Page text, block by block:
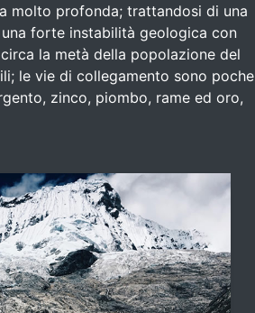
molto profonda; trattandosi di una
forte instabilità geologica con
la metà della popolazione del
le vie di collegamento sono poche
zinco, piombo, rame ed oro,